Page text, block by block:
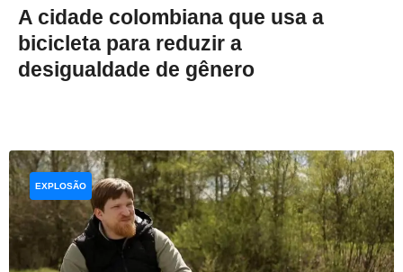
A cidade colombiana que usa a
bicicleta para reduzir a
desigualdade de gênero
EXPLOSÃO